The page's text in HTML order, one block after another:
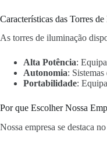
Características das Torres
As torres de iluminação
Alta Potência:
Autonomia:
Portabilidade:
Por que Escolher Nossa
Nossa empresa se destaca